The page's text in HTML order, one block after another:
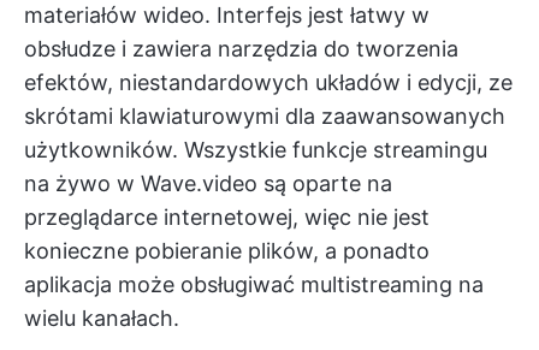
materiałów wideo. Interfejs jest łatwy w
obsłudze i zawiera narzędzia do tworzenia
efektów, niestandardowych układów i edycji, ze
skrótami klawiaturowymi dla zaawansowanych
użytkowników. Wszystkie funkcje streamingu
na żywo w Wave.video są oparte na
przeglądarce internetowej, więc nie jest
konieczne pobieranie plików, a ponadto
aplikacja może obsługiwać multistreaming na
wielu kanałach.